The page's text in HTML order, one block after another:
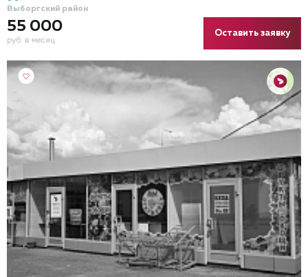
Выборгский район
55 000
руб. в месяц
Оставить заявку